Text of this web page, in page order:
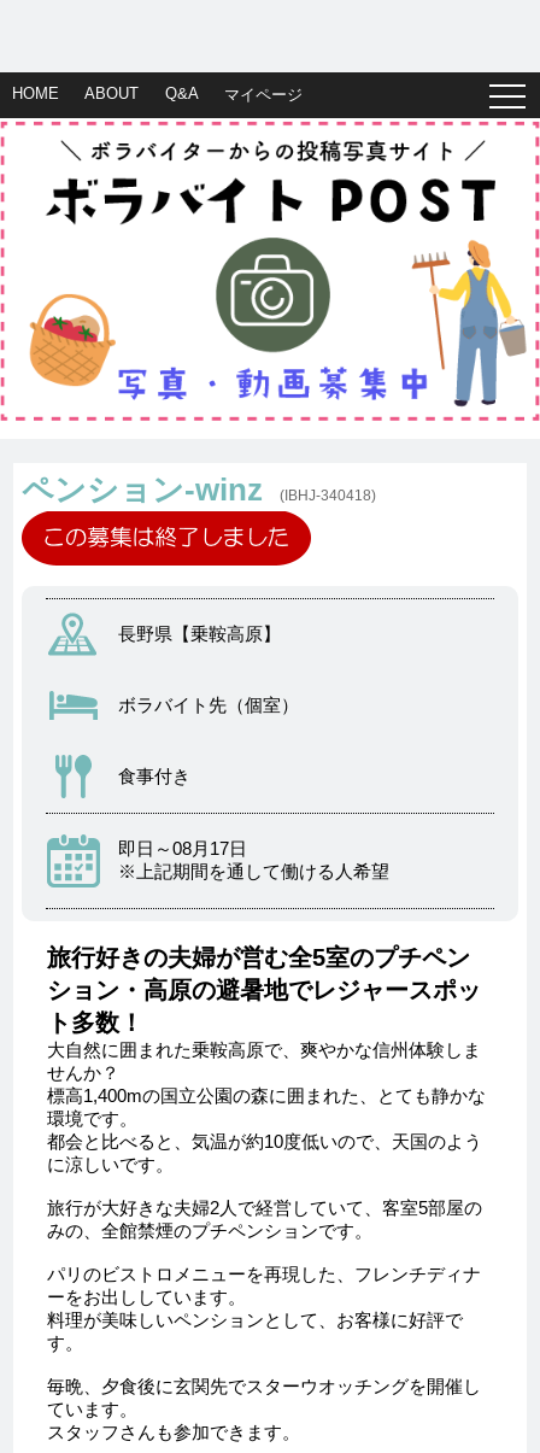
HOME ABOUT Q&A マイページ
ペンション-winz (IBHJ-340418)
長野県【乗鞍高原】
ボラバイト先（個室）
食事付き
即日～08月17日
※上記期間を通して働ける人希望
旅行好きの夫婦が営む全5室のプチペン
ション・高原の避暑地でレジャースポッ
ト多数！
大自然に囲まれた乗鞍高原で、爽やかな信州体験しま
せんか？
標高1,400mの国立公園の森に囲まれた、とても静かな
環境です。
都会と比べると、気温が約10度低いので、天国のよう
に涼しいです。
旅行が大好きな夫婦2人で経営していて、客室5部屋の
みの、全館禁煙のプチペンションです。
パリのビストロメニューを再現した、フレンチディナ
ーをお出ししています。
料理が美味しいペンションとして、お客様に好評で
す。
毎晩、夕食後に玄関先でスターウオッチングを開催し
ています。
スタッフさんも参加できます。